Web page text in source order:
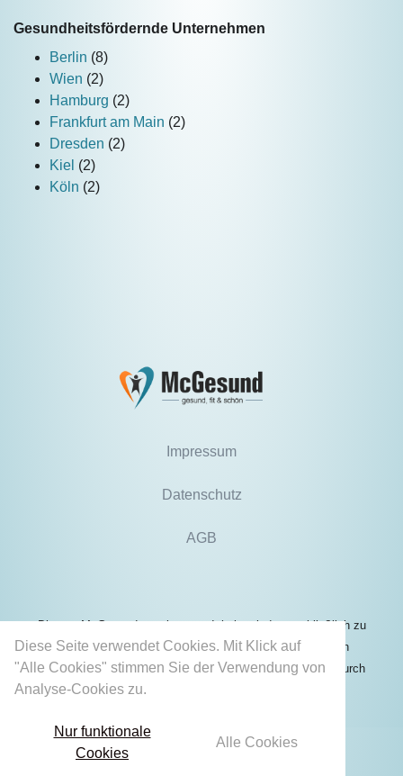
Diese Seite verwendet Cookies. Mit Klick auf
"Alle Cookies" stimmen Sie der Verwendung von
Analyse-Cookies zu.
Nur funktionale
Cookies
Alle Cookies
Gesundheitsfördernde Unternehmen
Berlin (8)
Wien (2)
Hamburg (2)
Frankfurt am Main (2)
Dresden (2)
Kiel (2)
Köln (2)
Impressum
Datenschutz
AGB
Die von McGesund angebotenen Inhalte sind ausschließlich zu
Informationszwecken bestimmt und können unter keinen
Umständen die Behandlung oder professionelle Beratung durch
einen qualifizierten Arzt ersetzen.